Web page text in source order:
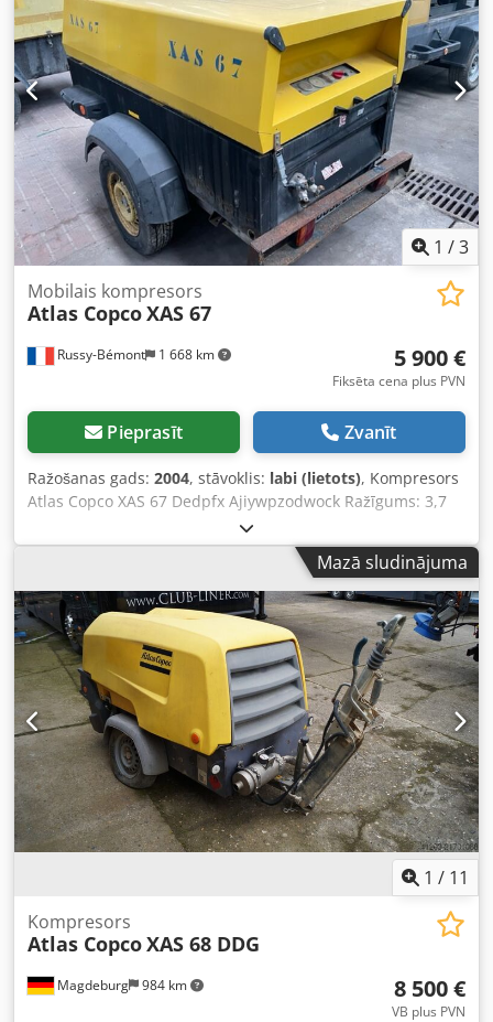
Apjoma plūsma (FAD): 10,9-9,7 m³/min Darba spiediena
diapazons: 5-14 bar Kompresora vadība ar elastīgu
spiediena un plūsmas regulēšanu: PACE Dzinēja
marka/modelis: John Deere / 4045HI551 Saspiestā gaisa
apstrāde sastāv no: gaisa pēcdzesētāja, ūdens atdalītāja
un PD filtra Emisiju klase: V stadija Cilindru skaits: 4
1 /3
Russy-Bémont 1 668 km
Mobilais kompresors
Atlas CopcoXAS 67
5 900 €
Fiksēta cena plus PVN
Pieprasīt Zvanīt
Ražošanas gads: 2004, stāvoklis: labi (lietots), Kompresors
Atlas Copco XAS 67 Dedpfx Ajiywpzodwock Ražīgums: 3,7
m³/min Nostrādātās stundas: 2 371 h Dzinējs: Deutz Tips:
dīzeļdzinējs
Mazā sludinājuma
1 / 11
Magdeburg 984 km
Kompresors
Atlas CopcoXAS 68 DDG
8 500 €
VB plus PVN